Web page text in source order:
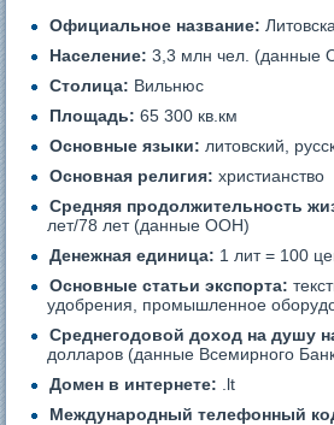
Официальное название:
Население:3,3 млн чел. (данные
Столица: Вильнюс
Площадь:65 300 кв.км
Основные языки: литовский,
Основная религия:христианство
Средняя продолжительность
лет/78 лет (данные ООН)
Денежная единица: 1 лит = 100
Основные статьи экспорта:
удобрения, промышленное
Среднегодовой доход на душу
долларов (данные Всемирного
Домен в интернете: .lt
Международный телефонный